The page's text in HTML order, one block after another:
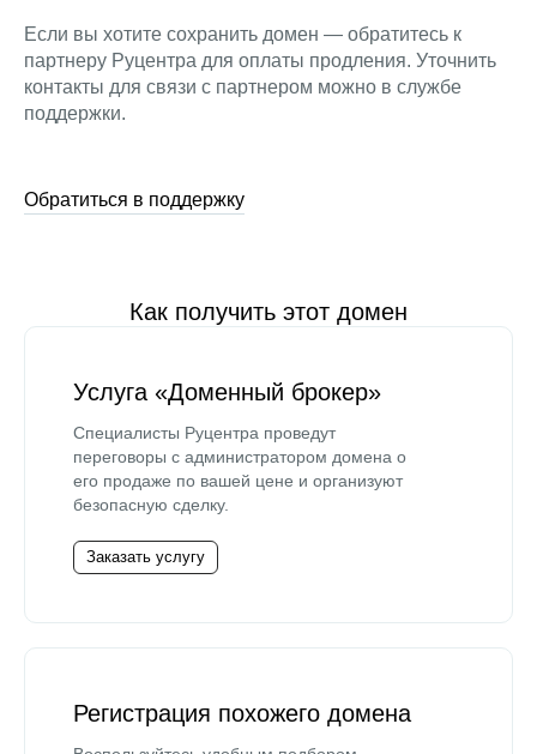
Если вы хотите сохранить домен — обратитесь к
партнеру Руцентра для оплаты продления. Уточнить
контакты для связи с партнером можно в службе
поддержки.
Обратиться в поддержку
Как получить этот домен
Услуга «Доменный брокер»
Специалисты Руцентра проведут
переговоры с администратором домена о
его продаже по вашей цене и организуют
безопасную сделку.
Заказать услугу
Регистрация похожего домена